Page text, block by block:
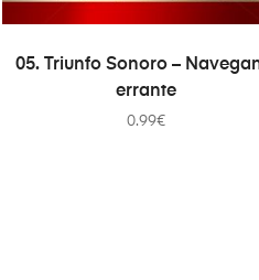
ADICIONAR
05. Triunfo Sonoro –
errante
0.99€